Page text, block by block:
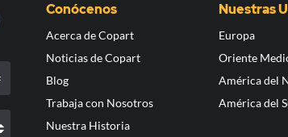
Conócenos
Acerca de Copart
Noticias de Copart
Blog
Trabaja con Nosotros
Nuestra Historia
Nuestras
Europa
Oriente
América del
América del